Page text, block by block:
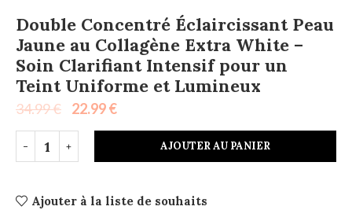
Double Concentré Éclaircissant Peau
Jaune au Collagène Extra White –
Soin Clarifiant Intensif pour un
Teint Uniforme et Lumineux
34.99€ 22.99€
AJOUTER AU PANIER
Ajouter à la liste de souhaits